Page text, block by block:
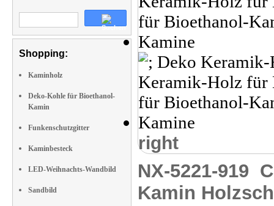
Shopping:
Kaminholz
Deko-Kohle für Bioethanol-
Kamin
Funkenschutzgitter
Kaminbesteck
LED-Weihnachts-Wandbild
Sandbild
right
NX-5221-919
Kamin